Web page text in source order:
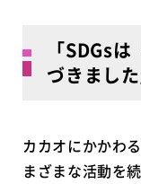
「SDGs
づきまし
カカオにかかわ
まざまな活動を